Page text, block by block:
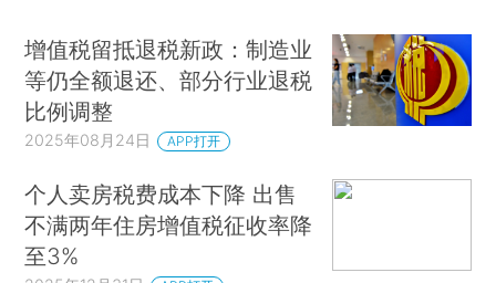
增值税留抵退税新政：制造业
等仍全额退还、部分行业退税
比例调整
2025年08月24日 APP打开
个人卖房税费成本下降 出售
不满两年住房增值税征收率降
至3%